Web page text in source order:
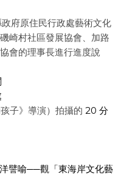
府原住民行政處藝術文化
崎村社區發展協會、加路
會的理事長進行進度說
子》導演）拍攝的20 分
譬喻──觀「東海岸文化藝